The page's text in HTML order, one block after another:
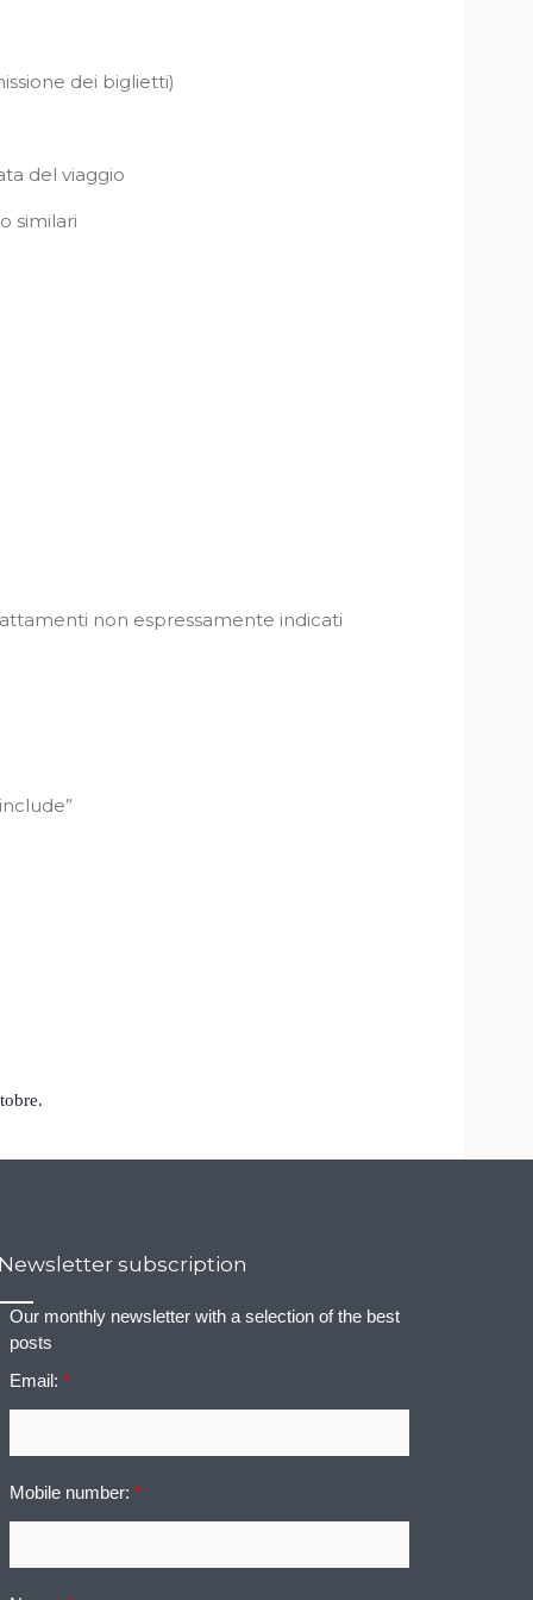
dei biglietti)
del viaggio
similari
non espressamente indicati
subscription
Our monthly newsletter with a selection of the best
posts
Email: *
Mobile number: *